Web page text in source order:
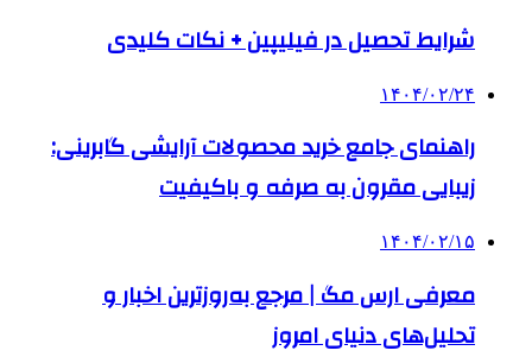
شرایط تحصیل در فیلیپین + نکات کلیدی
۱۴۰۴/۰۲/۲۴
راهنمای جامع خرید محصولات آرایشی گابرینی:
زیبایی مقرون به صرفه و باکیفیت
۱۴۰۴/۰۲/۱۵
معرفی ارس مگ | مرجع به‌روزترین اخبار و
تحلیل‌های دنیای امروز